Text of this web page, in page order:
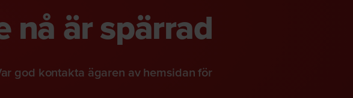
nå är spärrad
god kontakta ägaren av hemsidan för